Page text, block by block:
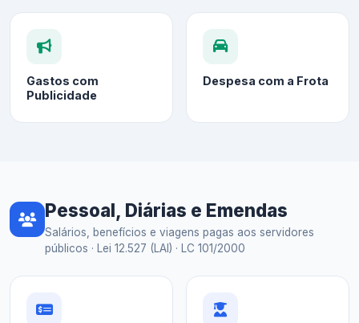
Gastos com
Publicidade
Despesa com a Frota
Pessoal, Diárias e Emendas
Salários, benefícios e viagens pagas aos servidores
públicos · Lei 12.527 (LAI) · LC 101/2000